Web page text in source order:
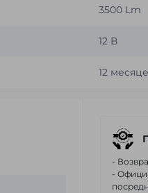
3500 Lm
12 В
12
-
-